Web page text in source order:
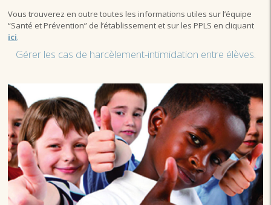
Vous trouverez en outre toutes les informations utiles sur l’équipe
“Santé et Prévention” de l’établissement et sur les PPLS en cliquant
ici.
Gérer les cas de harcèlement-intimidation entre élèves.